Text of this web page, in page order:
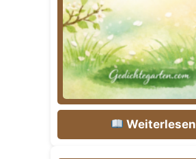
Weiterlesen